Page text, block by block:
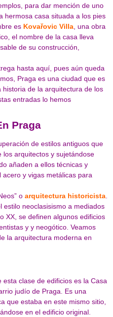
para dar mención de uno
hermosa casa situada a los pies
es Kovařovic Villa, una obra
el nombre de la casa lleva
de su construcción,
hasta aquí, pues aún queda
Praga es una ciudad que es
de la arquitectura de los
entradas lo hemos
Praga
de estilos antiguos que
arquitectos y sujetándose
añaden a ellos técnicas y
y vigas metálicas para
o arquitectura historicista.
estilo neoclasisismo a mediados
XX, se definen algunos edificios
y y neogótico. Veamos
la arquitectura moderna en
clase de edificios es la Casa
judío de Praga. Es una
que estaba en este mismo sitio,
en el edificio original.